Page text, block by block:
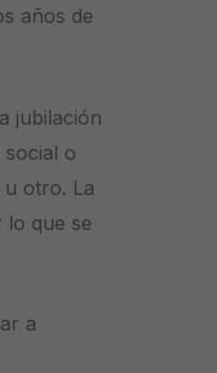
años de
jubilación
o
otro. La
lo que se
a